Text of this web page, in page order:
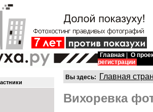
Главная
О
регистрации
Вы здесь: Главная
Вихоревка